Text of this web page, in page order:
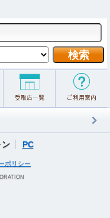
ン PC
ポリシー